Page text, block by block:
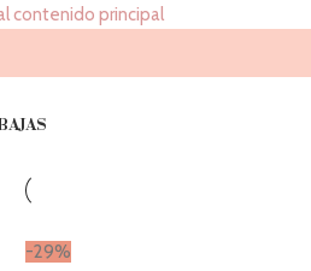
contenido principal
Inicio
-29%